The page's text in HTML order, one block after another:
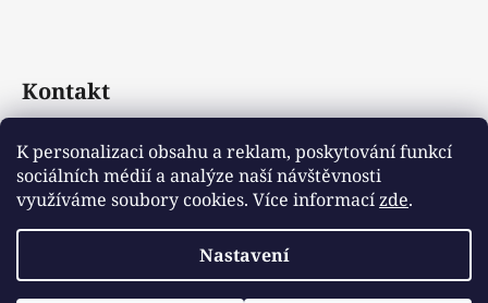
K personalizaci obsahu a reklam, poskytování funkcí
sociálních médií a analýze naší návštěvnosti
využíváme soubory cookies. Více informacízde.
Nastavení
Kontakt
info@emotys.cz
+421903231812